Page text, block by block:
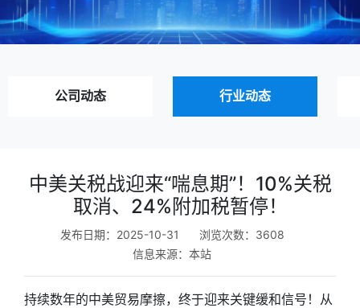
公司动态 行业动态
中美关税战迎来“喘息期”！10%关税
取消、24%附加税暂停！
发布日期：2025-10-31
浏览次数：3608
信息来源： 本站
持续数年的中美贸易摩擦，终于迎来关键缓和信号！从